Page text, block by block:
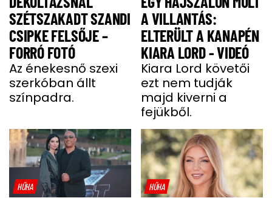
SZÉTSZAKADT SZANDI
CSIPKE FELSŐJE –
FORRÓ FOTÓ
Az énekesnő szexi
szerkóban állt
színpadra.
A VILLANTÁS:
ELTERÜLT A KANAPÉN
KIARA LORD - VIDEÓ
Kiara Lord követői
ezt nem tudják
majd kiverni a
fejükből.
HŰHA HŰHA